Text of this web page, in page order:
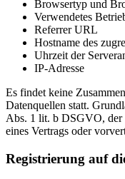
Browsertyp und
Verwendetes
Referrer URL
Hostname des
Uhrzeit der
IP-Adresse
Es findet keine
Datenquellen statt.
Abs. 1 lit. b DSGVO, der
eines Vertrags oder
Registrierung auf